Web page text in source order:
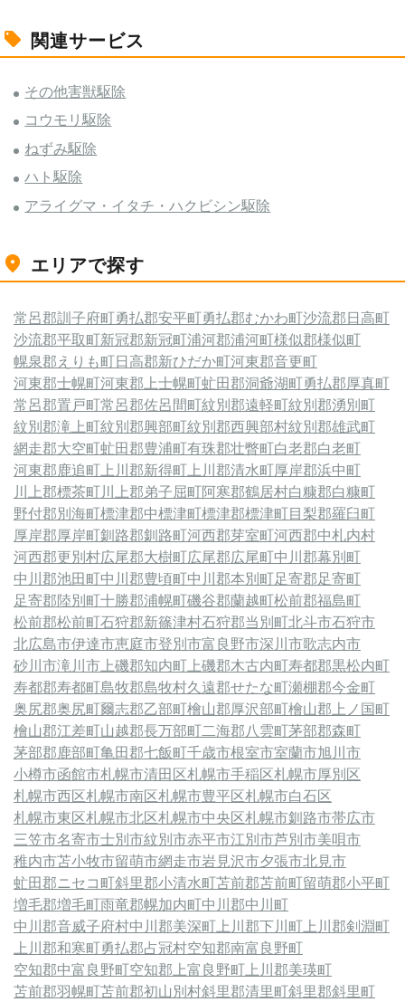
関連サービス
その他害獣駆除
コウモリ駆除
ねずみ駆除
ハト駆除
アライグマ・イタチ・ハクビシン駆除
エリアで探す
常呂郡訓子府町勇払郡安平町勇払郡むかわ町沙流郡日高町
沙流郡平取町新冠郡新冠町浦河郡浦河町様似郡様似町
幌泉郡えりも町日高郡新ひだか町河東郡音更町
河東郡士幌町河東郡上士幌町虻田郡洞爺湖町勇払郡厚真町
常呂郡置戸町常呂郡佐呂間町紋別郡遠軽町紋別郡湧別町
紋別郡滝上町紋別郡興部町紋別郡西興部村紋別郡雄武町
網走郡大空町虻田郡豊浦町有珠郡壮瞥町白老郡白老町
河東郡鹿追町上川郡新得町上川郡清水町厚岸郡浜中町
川上郡標茶町川上郡弟子屈町阿寒郡鶴居村白糠郡白糠町
野付郡別海町標津郡中標津町標津郡標津町目梨郡羅臼町
厚岸郡厚岸町釧路郡釧路町河西郡芽室町河西郡中札内村
河西郡更別村広尾郡大樹町広尾郡広尾町中川郡幕別町
中川郡池田町中川郡豊頃町中川郡本別町足寄郡足寄町
足寄郡陸別町十勝郡浦幌町磯谷郡蘭越町松前郡福島町
松前郡松前町石狩郡新篠津村石狩郡当別町北斗市石狩市
北広島市伊達市恵庭市登別市富良野市深川市歌志内市
砂川市滝川市上磯郡知内町上磯郡木古内町寿都郡黒松内町
寿都郡寿都町島牧郡島牧村久遠郡せたな町瀬棚郡今金町
奥尻郡奥尻町爾志郡乙部町檜山郡厚沢部町檜山郡上ノ国町
檜山郡江差町山越郡長万部町二海郡八雲町茅部郡森町
茅部郡鹿部町亀田郡七飯町千歳市根室市室蘭市旭川市
小樽市函館市札幌市清田区札幌市手稲区札幌市厚別区
札幌市西区札幌市南区札幌市豊平区札幌市白石区
札幌市東区札幌市北区札幌市中央区札幌市釧路市帯広市
三笠市名寄市士別市紋別市赤平市江別市芦別市美唄市
稚内市苫小牧市留萌市網走市岩見沢市夕張市北見市
虻田郡ニセコ町斜里郡小清水町苫前郡苫前町留萌郡小平町
増毛郡増毛町雨竜郡幌加内町中川郡中川町
中川郡音威子府村中川郡美深町上川郡下川町上川郡剣淵町
上川郡和寒町勇払郡占冠村空知郡南富良野町
空知郡中富良野町空知郡上富良野町上川郡美瑛町
苫前郡羽幌町苫前郡初山別村斜里郡清里町斜里郡斜里町